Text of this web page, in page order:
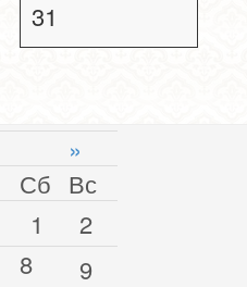
31
»
Сб Вс
1
2
8
9